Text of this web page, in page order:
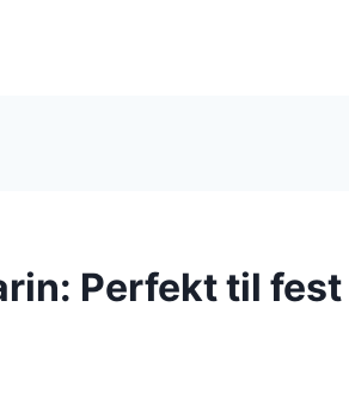
Perfekt til fest